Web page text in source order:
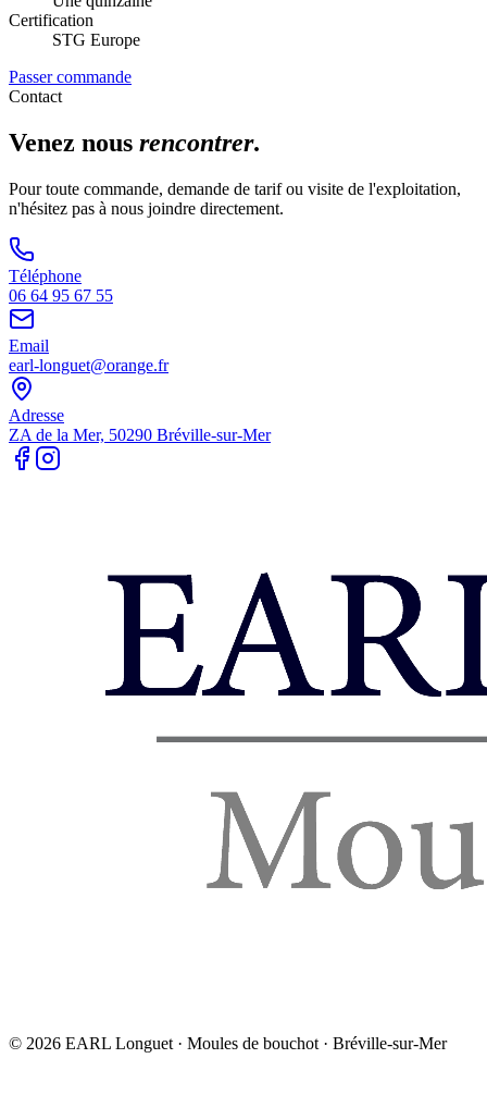
Certification
STG Europe
Passer commande
Contact
Venez nous rencontrer.
Pour toute commande, demande de tarif ou visite de l'exploitation,
n'hésitez pas à nous joindre directement.
Téléphone
06 64 95 67 55
Email
earl-longuet@orange.fr
Adresse
ZA de la Mer, 50290 Bréville-sur-Mer
© 2026 EARL Longuet · Moules de bouchot · Bréville-sur-Mer